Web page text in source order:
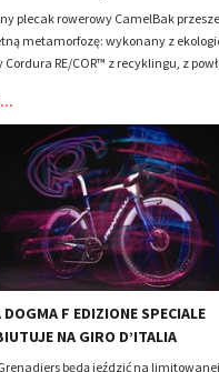
plecak rowerowy CamelBak
metamorfozę: wykonany z
RE/COR™ z recyklingu, z
DOGMA F EDIZIONE SPECIALE
NA GIRO D’ITALIA
będą jeździć na